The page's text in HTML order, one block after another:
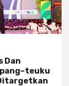
Dan